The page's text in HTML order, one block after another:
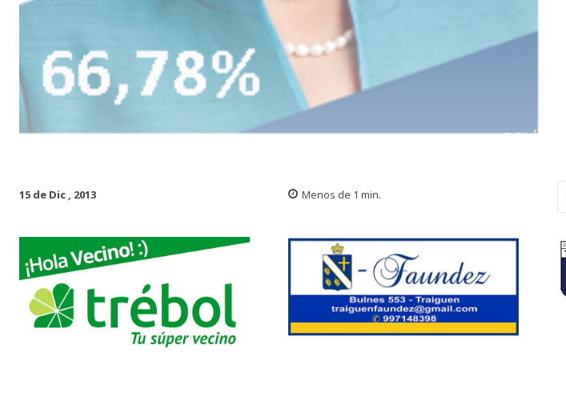
POLÍTICA
15 de Dic , 2013 Menos de 1 min.